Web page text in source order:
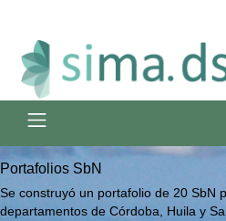
Portafolios SbN
Se construyó un portafolio de 20 SbN
departamentos de Córdoba, Huila y